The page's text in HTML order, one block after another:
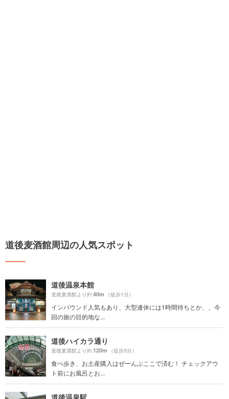
道後麦酒館周辺の人気スポット
道後温泉本館
道後麦酒館より約40m （徒歩1分）
インバウンド人気もあり、大型連休には1時間待ちとか、、今
回の旅の目的地な...
道後ハイカラ通り
道後麦酒館より約120m （徒歩3分）
食べ歩き、お土産購入はぜーんぶここで済む！ チェックアウ
ト前にお風呂とお...